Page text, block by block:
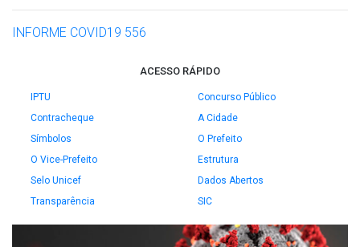
INFORME COVID19 556
ACESSO RÁPIDO
IPTU
Concurso Público
Contracheque
A Cidade
Símbolos
O Prefeito
O Vice-Prefeito
Estrutura
Selo Unicef
Dados Abertos
Transparência
SIC